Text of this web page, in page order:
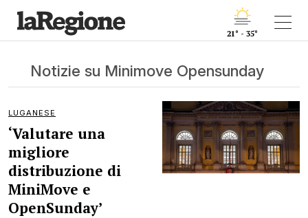
21° - 35°
Notizie su Minimove Opensunday
LUGANESE
‘Valutare una
migliore
distribuzione di
MiniMove e
OpenSunday’